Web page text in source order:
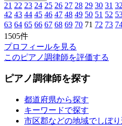
21 22 23 24 25 26 27 28 29 30 31 32
42 43 44 45 46 47 48 49 50 51 52
63 64 65 66 67 68 69 70 71 72 73
1505件
プロフィールを見る
このピアノ調律師を評価する
ピアノ調律師を探す
都道府県から探す
キーワードで探す
市区郡などの地域でしぼ